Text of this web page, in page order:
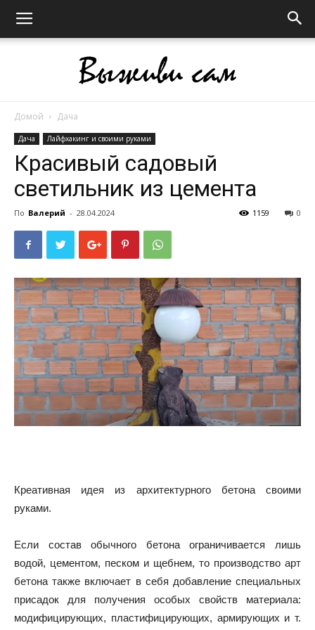
сам
Домой Дача
Дача Лайфхакинг и своими руками
Красивый садовый
светильник из цемента
По Валерий - 28.04.2024 0
1159
Креативная идея из архитектурного бетона своими
руками.
Если состав обычного бетона ограничивается лишь
водой, цементом, песком и щебнем, то производство арт
бетона также включает в себя добавление специальных
присадок для получения особых свойств материала:
модифицирующих, пластифицирующих, армирующих и т.